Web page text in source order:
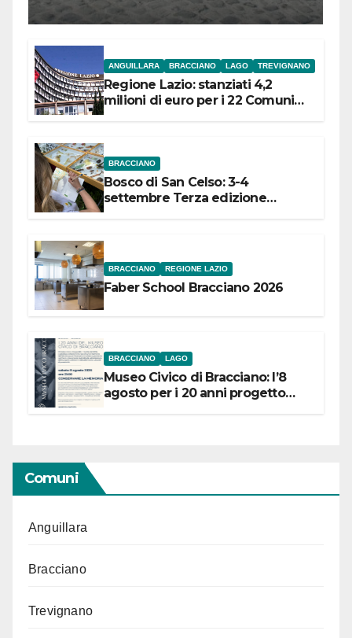
l’inaugurazione
ANGUILLARA BRACCIANO LAGO TREVIGNANO
Regione Lazio: stanziati 4,2
milioni di euro per i 22 Comuni
BRACCIANO
Bosco di San Celso: 3-4
settembre Terza edizione
BRACCIANO REGIONE LAZIO
Faber School Bracciano 2026
BRACCIANO LAGO
Museo Civico di Bracciano: l’8
agosto per i 20 anni progetto
Comuni
Anguillara
Bracciano
Trevignano